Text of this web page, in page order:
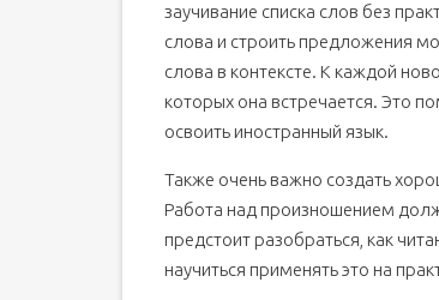
заучивание списка слов без
слова и строить предложения
слова в контексте. К каждой
которых она встречается. Это
освоить иностранный язык.
Также очень важно создать
Работа над произношением
предстоит разобраться, как
научиться применять это на